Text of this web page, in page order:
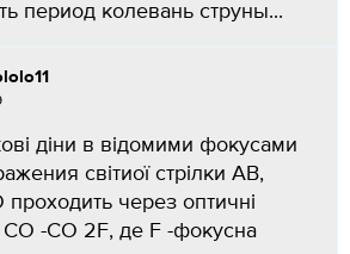
период колевань струны...
діни в відомими фокусами
світиої стрілки АВ,
через оптичні
СО -СО 2F, де F -фокусна